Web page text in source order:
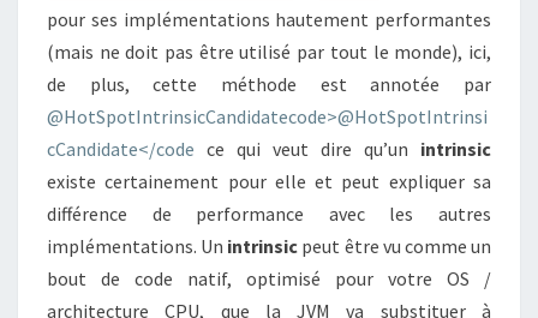
pour ses implémentations hautement performantes
(mais ne doit pas être utilisé par tout le monde), ici,
de plus, cette méthode est annotée par
@HotSpotIntrinsicCandidatecode>@HotSpotIntrinsi
cCandidate</code ce qui veut dire qu’un intrinsic
existe certainement pour elle et peut expliquer sa
différence de performance avec les autres
implémentations. Un intrinsic peut être vu comme un
bout de code natif, optimisé pour votre OS /
architecture CPU, que la JVM va substituer à